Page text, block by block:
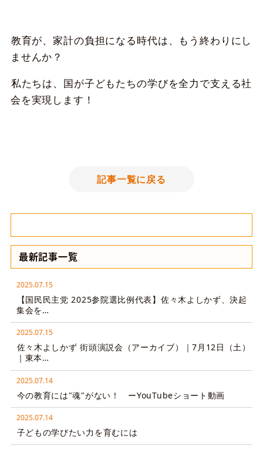
教育が、家計の負担になる時代は、もう終わりにし
ませんか？
私たちは、国が子どもたちの学びを全力で支える社
会を実現します！
記事一覧に戻る
最新記事一覧
2025.07.15
【国民民主党 2025参院選比例代表】佐々木よしかず、決起
集会を…
2025.07.15
佐々木よしかず 街頭演説会（アーカイブ）｜7月12日（土）
｜東本…
2025.07.14
今の教育には"魂"がない！ ーYouTubeショート動画
2025.07.14
子どもの学びたい力を育むには